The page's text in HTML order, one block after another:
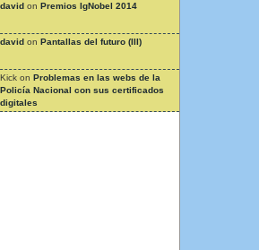
david on Premios IgNobel 2014
david on Pantallas del futuro (III)
Kick on Problemas en las webs de la
Policía Nacional con sus certificados
digitales